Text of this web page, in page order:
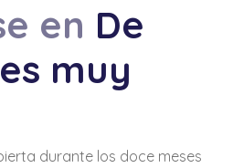
en De
muy
durante los doce meses